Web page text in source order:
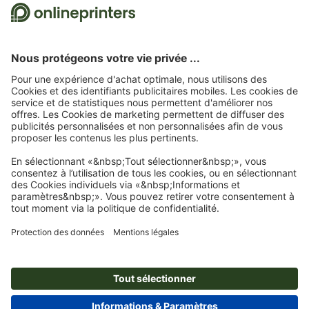
Nous utilisons Trustpilot comme prestataire indépendant pour collecter des
évaluations. Vous trouvereziciles mesures prises par Trustpilot pour garantir
Page d'accueil Affiches Affiches/Plots (petit tirage)
Affiches abribus dos bleu,
13 x 18 cm
À propos de nous
L'entreprise
Presse
Service
Modes de paiement
Blog
15 %